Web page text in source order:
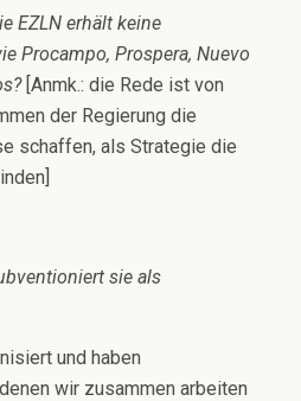
EZLN erhält keine
Procampo, Prospera, Nuevo
[Anmk.: die Rede ist von
der Regierung die
schaffen, als Strategie die
sie als
und haben
wir zusammen arbeiten